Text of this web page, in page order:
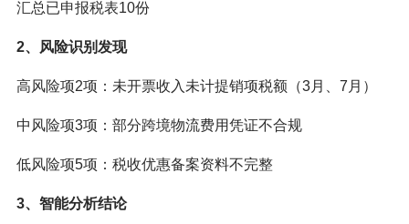
汇总已申报税表10份
2、风险识别发现
高风险项2项：未开票收入未计提销项税额（3月、7月）
中风险项3项：部分跨境物流费用凭证不合规
低风险项5项：税收优惠备案资料不完整
3、智能分析结论